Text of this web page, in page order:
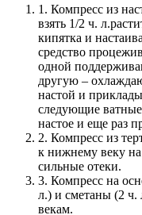
1. Компресс из
взять 1/2 ч.
кипятка и
средство
одной
другую –
настой и
следующие
настое и еще раз
2. Компресс из
к нижнему веку
сильные отеки.
3. Компресс на
л.) и сметаны (2
векам.